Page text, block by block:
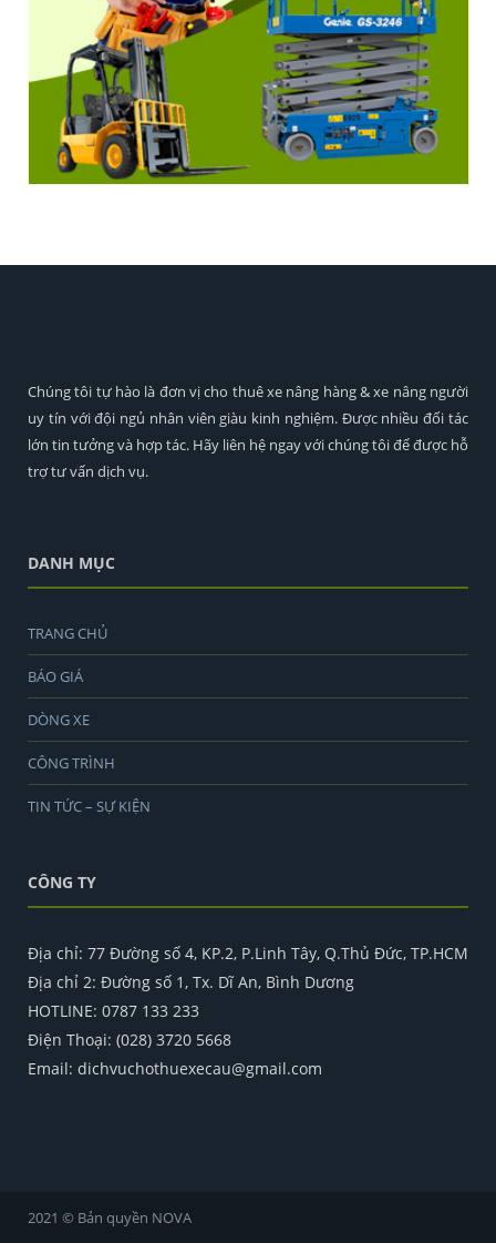
Chúng tôi tự hào là đơn vị cho thuê xe nâng hàng & xe nâng người
uy tín với đội ngủ nhân viên giàu kinh nghiệm. Được nhiều đối tác
lớn tin tưởng và hợp tác. Hãy liên hệ ngay với chúng tôi để được hỗ
trợ tư vấn dịch vụ.
DANH MỤC
TRANG CHỦ
BÁO GIÁ
DÒNG XE
CÔNG TRÌNH
TIN TỨC – SỰ KIỆN
CÔNG TY
Địa chỉ: 77 Đường số 4, KP.2, P.Linh Tây, Q.Thủ Đức, TP.HCM
Địa chỉ 2: Đường số 1, Tx. Dĩ An, Bình Dương
HOTLINE: 0787 133 233
Điện Thoại: (028) 3720 5668
Email: dichvuchothuexecau@gmail.com
2021 © Bản quyền NOVA